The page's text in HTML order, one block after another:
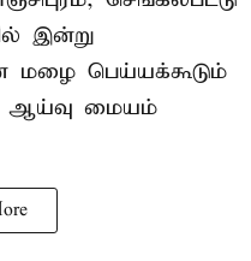
இன்று
மழை பெய்யக்கூடும்
ஆய்வு மையம்